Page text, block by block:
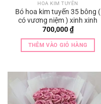
HOA KIM TUYẾN
Bó hoa kim tuyến 35 bông (
có vương niệm ) xinh xinh
700,000₫
THÊM VÀO GIỎ HÀNG